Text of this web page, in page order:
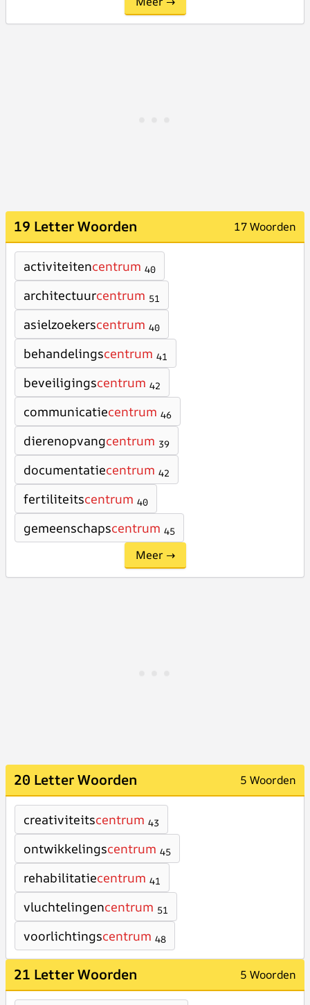
19 Letter Woorden 17 Woorden
activiteitencentrum 40
architectuurcentrum 51
asielzoekerscentrum 40
behandelingscentrum 41
beveiligingscentrum 42
communicatiecentrum 46
dierenopvangcentrum 39
documentatiecentrum 42
fertiliteitscentrum 40
gemeenschapscentrum 45
Meer →
20 Letter Woorden 5 Woorden
creativiteitscentrum 43
ontwikkelingscentrum 45
rehabilitatiecentrum 41
vluchtelingencentrum 51
voorlichtingscentrum 48
21 Letter Woorden 5 Woorden